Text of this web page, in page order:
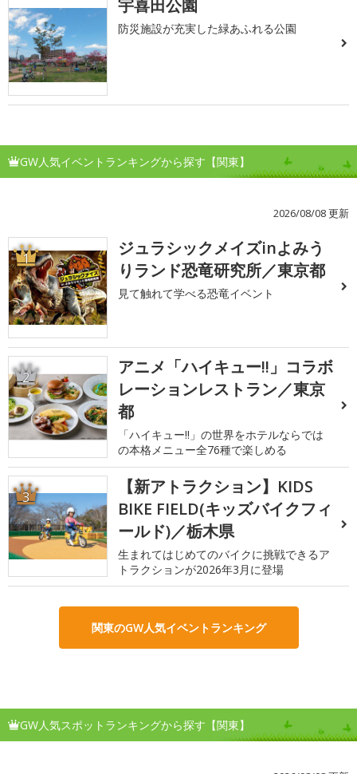
宇喜田公園
防災施設が充実した緑あふれる公園
GW人気イベントランキングから探す【関東】
2026/08/08 更新
1
ジュラシックメイズinよみう
りランド恐竜研究所／東京都
見て触れて学べる恐竜イベント
2
アニメ「ハイキュー!!」コラボ
レーションレストラン／東京
都
「ハイキュー!!」の世界をホテルならでは
の本格メニュー全76種で楽しめる
3
【新アトラクション】KIDS
BIKE FIELD(キッズバイクフィ
ールド)／栃木県
生まれてはじめてのバイクに挑戦できるア
トラクションが2026年3月に登場
関東のGW人気イベントランキング
GW人気スポットランキングから探す【関東】